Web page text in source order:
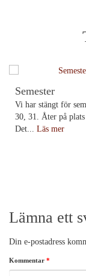
Semester
Vi har stängt för
30, 31. Åter på
Det... Läs mer
Lämna ett
Din e-postadress
Kommentar *